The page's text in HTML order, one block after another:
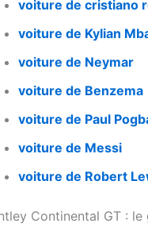
voiture de cristiano
voiture de Kylian
voiture de Neymar
voiture de Benzema
voiture de Paul
voiture de Messi
voiture de Robert
Continental GT :